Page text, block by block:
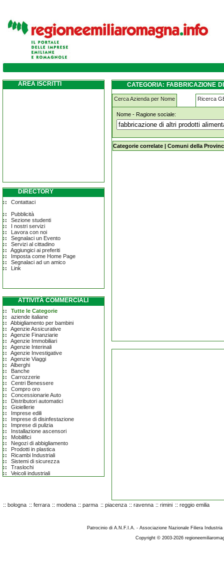
fabbricazione-di-altri-prodotti-alimentari-
altri ferrara
AREA ISCRITTI
DIRECTORY
Contattaci
Pubblicità
Sezione studenti
I nostri servizi
Lavora con noi
Segnalaci un Evento
Servizi al cittadino
Aggiungici ai preferiti
Imposta come Home Page
Segnalaci ad un amico
Link
ATTIVITÀ COMMERCIALI
Tutte le Categorie
aziende italiane
Abbigliamento per bambini
Agenzie Assicurative
Agenzie Finanziarie
Agenzie Immobiliari
Agenzie Interinali
Agenzie Investigative
Agenzie Viaggi
Alberghi
Banche
Carrozzerie
Centri Benessere
Compro oro
Concessionarie Auto
Distributori automatici
Gioiellerie
Imprese edili
Imprese di disinfestazione
Imprese di pulizia
Installazione ascensori
Mobilifici
Negozi di abbigliamento
Prodotti in plastica
Ricambi Industriali
Sistemi di sicurezza
Traslochi
Veicoli industriali
CATEGORIA: FABBRICAZIONE
PER LIQUORI E ALTRI FERRARA
Cerca Azienda per Nome Ricerca
Nome - Ragione sociale:
fabbricazione-di-altri-prodotti-
ferrara
Categorie correlate | Comuni della
:: bologna :: ferrara :: modena :: parma :: piacenza :: ravenna :: rimini :: reggio emilia
Patrocinio di A.N.F.I.A. - Associazione Nazionale Filiera
Copyright © 2003-2026